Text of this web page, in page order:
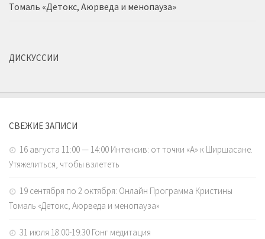
Томаль «Детокс, Аюрведа и менопауза»
ДИСКУССИИ
СВЕЖИЕ ЗАПИСИ
16 августа 11:00 — 14:00 Интенсив: от точки «А» к Ширшасане.
Утяжелиться, чтобы взлететь
19 сентября по 2 октября: Онлайн Программа Кристины
Томаль «Детокс, Аюрведа и менопауза»
31 июля 18:00-19:30 Гонг медитация